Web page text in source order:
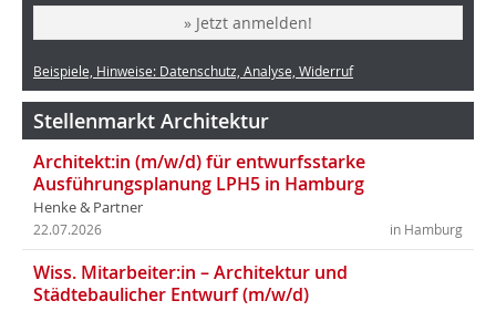
» Jetzt anmelden!
Beispiele, Hinweise: Datenschutz, Analyse, Widerruf
Stellenmarkt Architektur
Architekt:in (m/w/d) für entwurfsstarke
Ausführungsplanung LPH5 in Hamburg
Henke & Partner
in Hamburg
22.07.2026
Wiss. Mitarbeiter:in – Architektur und
Städtebaulicher Entwurf (m/w/d)